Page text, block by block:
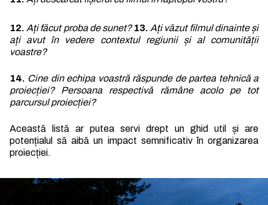
12. Ați făcut proba de sunet? 13. Ați văzut filmul dinainte și
ați avut în vedere contextul regiunii și al comunității
voastre?
14. Cine din echipa voastră răspunde de partea tehnică a
proiecției? Persoana respectivă rămâne acolo pe tot
parcursul proiecției?
Această listă ar putea servi drept un ghid util și are
potențialul să aibă un impact semnificativ în organizarea
proiecției.